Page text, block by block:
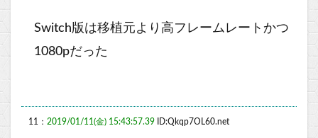
Switch版は移植元より高フレームレートかつ
1080pだった
11： 2019/01/11(金) 15:43:57.39 ID:Qkqp7OL60.net